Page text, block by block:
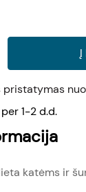
Į
pristatymas
1-2 d.d.
katėms ir